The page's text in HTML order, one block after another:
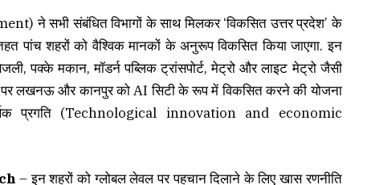
) ने सभी संबंधित विभागों के साथ मिलकर ‘विकसित उत्तर प्रदेश’ के
पांच शहरों को वैश्विक मानकों के अनुरूप विकसित किया जाएगा. इन
पक्के मकान, मॉडर्न पब्लिक ट्रांसपोर्ट, मेट्रो और लाइट मेट्रो जैसी
पर लखनऊ और कानपुर कोAIसिटी के रूप में विकसित करने की योजना
प्रगति (Technological innovation and economic
– इन शहरों को ग्लोबल लेवल पर पहचान दिलाने के लिए खास रणनीति